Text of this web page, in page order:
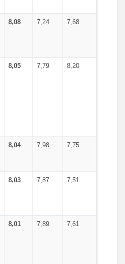
8,08 7,24 7,68
8,05 7,79 8,20
8,04 7,98 7,75
8,03 7,87 7,51
8,01 7,89 7,61